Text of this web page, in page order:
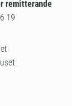
remitterande
19